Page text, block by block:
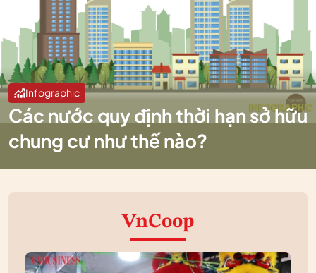
Infographic
Các nước quy định thời hạn sở hữu
chung cư như thế nào?
VnCoop